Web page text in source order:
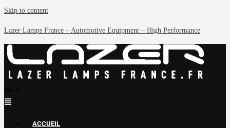
Skip to content
Lazer Lamps France – Automotive Equipment – High Performance
ACCUEIL